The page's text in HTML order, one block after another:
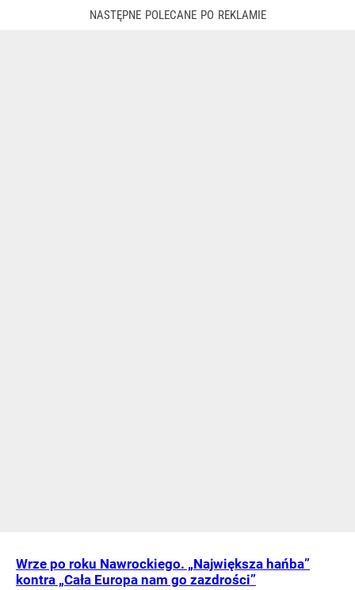
Wrze po roku Nawrockiego. „Największa hańba”
kontra „Cała Europa nam go zazdrości”